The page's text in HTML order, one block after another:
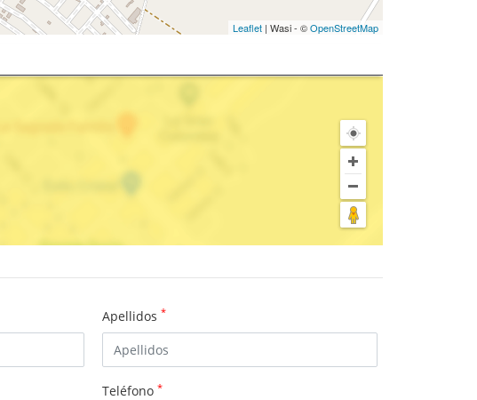
Leaflet | Wasi - ©OpenStreetMap
Apellidos *
Teléfono *